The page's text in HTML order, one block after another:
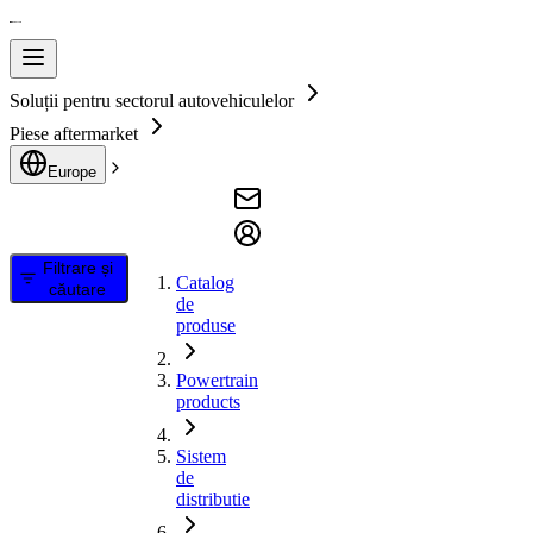
Soluții pentru sectorul autovehiculelor
Piese aftermarket
Europe
Filtrare și
căutare
Catalog
de
produse
Powertrain
products
Sistem
de
distributie